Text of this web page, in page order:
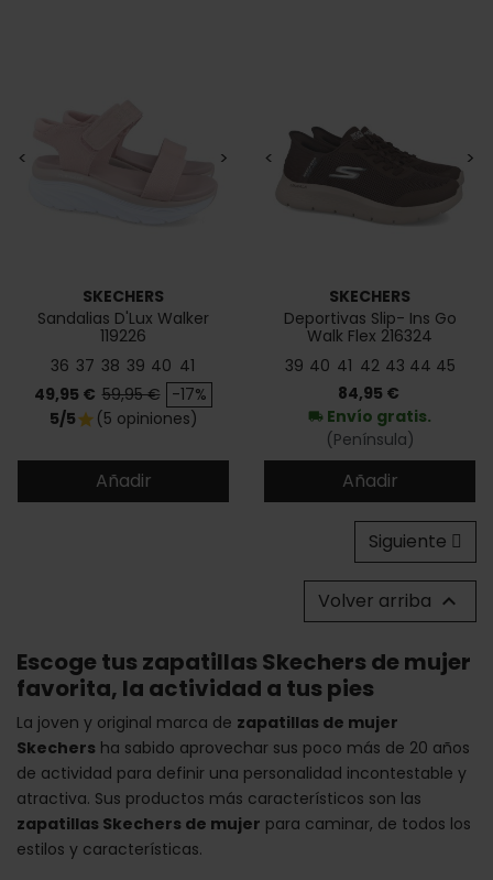
< >
SKECHERS
Sandalias D'Lux Walker
119226
36 37 38 39 40 41
Precio
49,95 € Precio base
59,95 € -17%
5/5star (5 opiniones)
Añadir
< >
SKECHERS
Deportivas Slip- Ins Go
Walk Flex 216324
39 40 41 42 43 44 45
Precio
84,95 €
local_shipping Envío gratis.
(Península)
Añadir
Siguiente
Volver arriba 
Escoge tus zapatillas Skechers de mujer
favorita, la actividad a tus pies
La joven y original marca de zapatillas de mujer
Skechers ha sabido aprovechar sus poco más de 20 años
de actividad para definir una personalidad incontestable y
atractiva. Sus productos más característicos son las
zapatillas Skechers de mujer para caminar, de todos los
estilos y características.